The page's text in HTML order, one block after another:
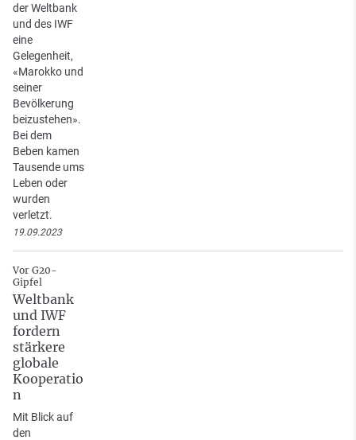
der Weltbank
und des IWF
eine
Gelegenheit,
«Marokko und
seiner
Bevölkerung
beizustehen».
Bei dem
Beben kamen
Tausende ums
Leben oder
wurden
verletzt.
19.09.2023
Vor G20-
Gipfel
Weltbank
und IWF
fordern
stärkere
globale
Kooperatio
n
Mit Blick auf
den